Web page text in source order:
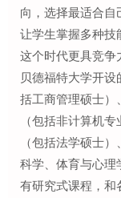
向，选择最适合
让学生掌握多种技
这个时代更具竞争
贝德福特大学开
括工商管理硕士）
（包括非计算机
（包括法学硕士
科学、体育与心理
有研究式课程，和